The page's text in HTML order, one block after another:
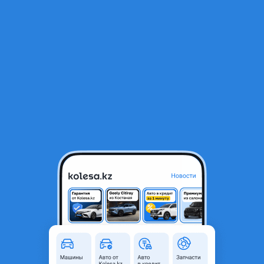
Дверь задняя левая MERCEDES BENZ W211
Шымкент, Туркестанская